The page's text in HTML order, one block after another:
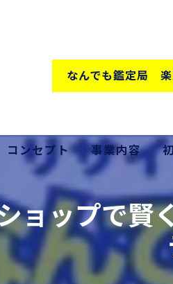
なんでも鑑定局 楽
コンセプト
低価格の秘密
事業内容
買取
販売
出張買取
ョップで賢